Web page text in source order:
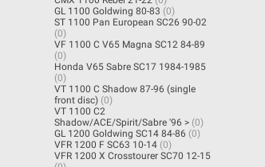
GL 1100 Goldwing 80-83 (0)
ST 1100 Pan European SC26 90-02
(0)
VF 1100 C V65 Magna SC12 84-89
(0)
Honda V65 Sabre SC17 1984-1985
(0)
VT 1100 C Shadow 87-96 (single
front disc) (0)
VT 1100 C2
Shadow/ACE/Spirit/Sabre '96 > (0)
GL 1200 Goldwing SC14 84-86 (0)
VFR 1200 F SC63 10-14 (0)
VFR 1200 X Crosstourer SC70 12-15